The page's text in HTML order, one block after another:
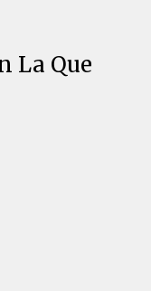
La Que